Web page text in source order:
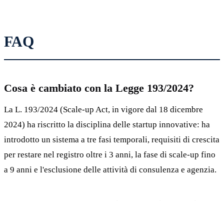
FAQ
Cosa è cambiato con la Legge 193/2024?
La L. 193/2024 (Scale-up Act, in vigore dal 18 dicembre
2024) ha riscritto la disciplina delle startup innovative: ha
introdotto un sistema a tre fasi temporali, requisiti di crescita
per restare nel registro oltre i 3 anni, la fase di scale-up fino
a 9 anni e l'esclusione delle attività di consulenza e agenzia.